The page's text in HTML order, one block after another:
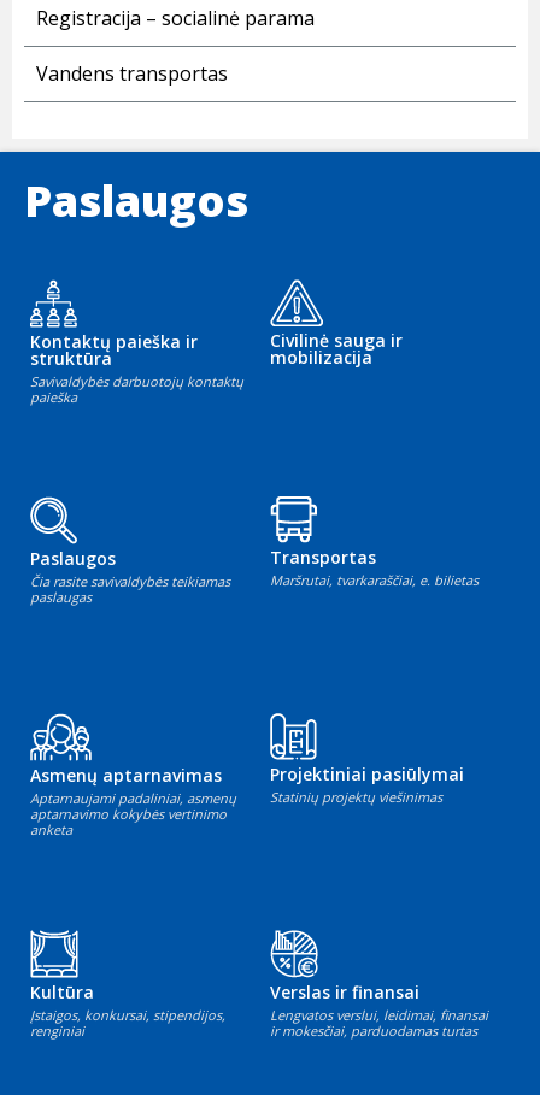
Registracija – socialinė parama
Vandens transportas
Paslaugos
Kontaktų paieška ir
struktūra
Savivaldybės darbuotojų kontaktų
paieška
Civilinė sauga ir
mobilizacija
Paslaugos
Čia rasite savivaldybės teikiamas
paslaugas
Transportas
Maršrutai, tvarkaraščiai, e. bilietas
Asmenų aptarnavimas
Aptarnaujami padaliniai, asmenų
aptarnavimo kokybės vertinimo
anketa
Projektiniai pasiūlymai
Statinių projektų viešinimas
Kultūra
Įstaigos, konkursai, stipendijos,
renginiai
Verslas ir finansai
Lengvatos verslui, leidimai, finansai
ir mokesčiai, parduodamas turtas